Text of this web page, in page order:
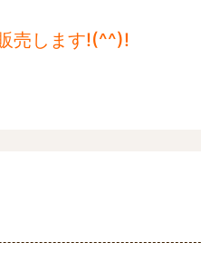
売します!(^^)!